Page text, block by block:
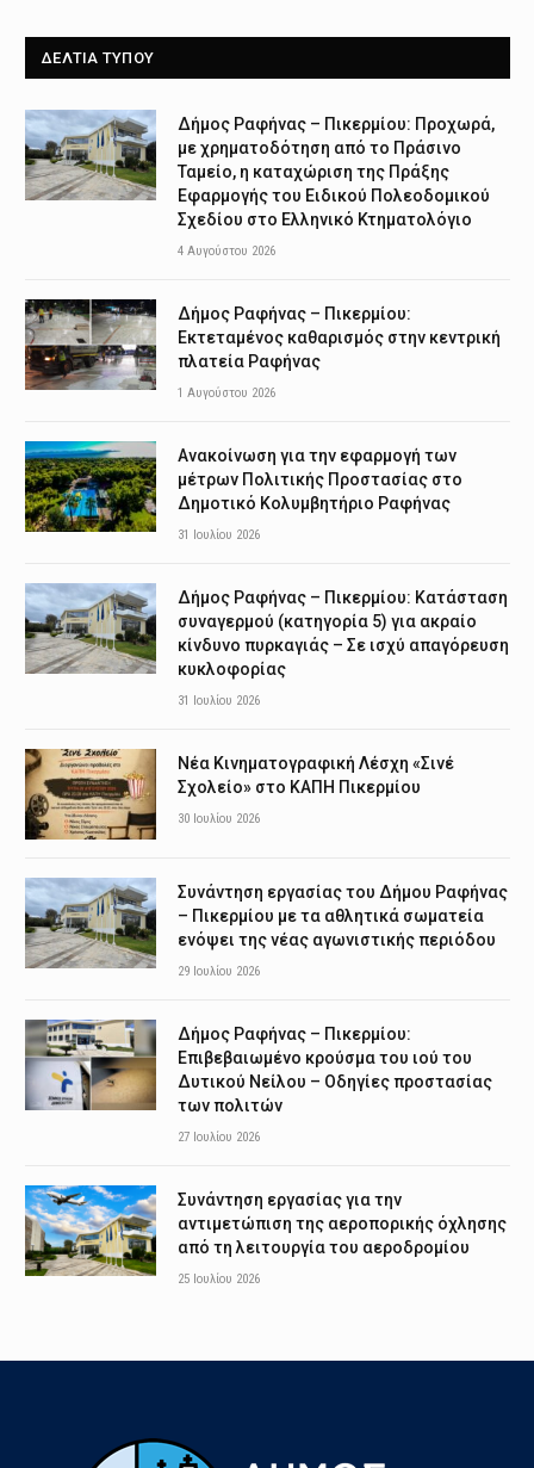
ΔΕΛΤΙΑ ΤΥΠΟΥ
Δήμος Ραφήνας – Πικερμίου: Προχωρά,
με χρηματοδότηση από το Πράσινο
Ταμείο, η καταχώριση της Πράξης
Εφαρμογής του Ειδικού Πολεοδομικού
Σχεδίου στο Ελληνικό Κτηματολόγιο
4 Αυγούστου 2026
Δήμος Ραφήνας – Πικερμίου:
Εκτεταμένος καθαρισμός στην κεντρική
πλατεία Ραφήνας
1 Αυγούστου 2026
Ανακοίνωση για την εφαρμογή των
μέτρων Πολιτικής Προστασίας στο
Δημοτικό Κολυμβητήριο Ραφήνας
31 Ιουλίου 2026
Δήμος Ραφήνας – Πικερμίου: Κατάσταση
συναγερμού (κατηγορία 5) για ακραίο
κίνδυνο πυρκαγιάς – Σε ισχύ απαγόρευση
κυκλοφορίας
31 Ιουλίου 2026
Νέα Κινηματογραφική Λέσχη «Σινέ
Σχολείο» στο ΚΑΠΗ Πικερμίου
30 Ιουλίου 2026
Συνάντηση εργασίας του Δήμου Ραφήνας
– Πικερμίου με τα αθλητικά σωματεία
ενόψει της νέας αγωνιστικής περιόδου
29 Ιουλίου 2026
Δήμος Ραφήνας – Πικερμίου:
Επιβεβαιωμένο κρούσμα του ιού του
Δυτικού Νείλου – Οδηγίες προστασίας
των πολιτών
27 Ιουλίου 2026
Συνάντηση εργασίας για την
αντιμετώπιση της αεροπορικής όχλησης
από τη λειτουργία του αεροδρομίου
25 Ιουλίου 2026